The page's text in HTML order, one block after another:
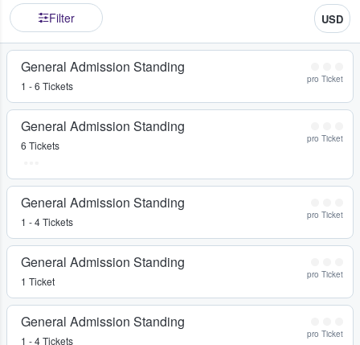
Filter USD
General Admission Standing
1 - 6 Tickets pro Ticket
General Admission Standing
6 Tickets pro Ticket
General Admission Standing
1 - 4 Tickets pro Ticket
General Admission Standing
1 Ticket pro Ticket
General Admission Standing
1 - 4 Tickets pro Ticket